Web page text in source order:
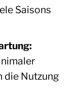
Saisons
die Nutzung